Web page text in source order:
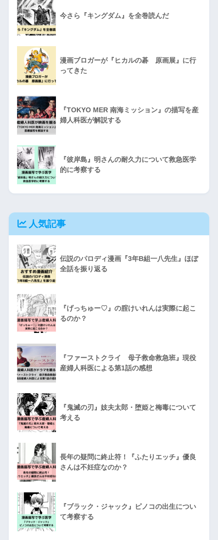
今さら『キングダム』を全巻読んだ
漫画ブロガーが『ヒカルの碁 原画展』に行
ってきた
『TOKYO MER 南海ミッション』の描写を産
婦人科医が解説する
『彼岸島』明さんの耐久力について救急医学
的に考察する
人気記事
伝説のパロディ漫画『3年B組一八先生』ほぼ
全話を振り返る
『げっちゅー♡』の腟けいれんは実際に起こ
るのか？
『ファーストクライ 母子救命救急班』現役
産婦人科医による第1話の感想
『鬼滅の刃』妓夫太郎・堕姫と梅毒について
考える
長年の疑問に終止符！『ふたりエッチ』優良
さんは不妊症なのか？
『ブラック・ジャック』ピノコの出生につい
て考察する